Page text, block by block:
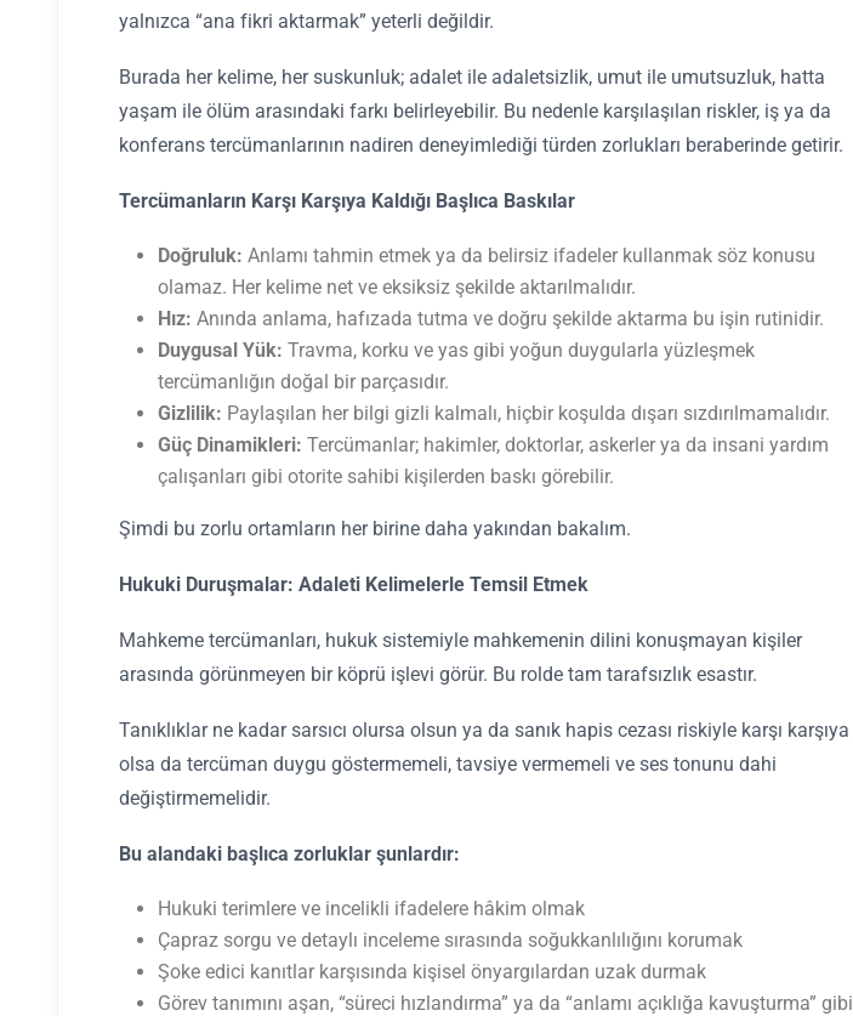
yalnızca “ana fikri aktarmak” yeterli değildir.
Burada her kelime, her suskunluk; adalet ile adaletsizlik, umut ile umutsuzluk, hatta
yaşam ile ölüm arasındaki farkı belirleyebilir. Bu nedenle karşılaşılan riskler, iş ya da
konferans tercümanlarının nadiren deneyimlediği türden zorlukları beraberinde getirir.
Tercümanların Karşı Karşıya Kaldığı Başlıca Baskılar
Doğruluk: Anlamı tahmin etmek ya da belirsiz ifadeler kullanmak söz konusu
olamaz. Her kelime net ve eksiksiz şekilde aktarılmalıdır.
Hız: Anında anlama, hafızada tutma ve doğru şekilde aktarma bu işin rutinidir.
Duygusal Yük: Travma, korku ve yas gibi yoğun duygularla yüzleşmek
tercümanlığın doğal bir parçasıdır.
Gizlilik: Paylaşılan her bilgi gizli kalmalı, hiçbir koşulda dışarı sızdırılmamalıdır.
Güç Dinamikleri: Tercümanlar; hakimler, doktorlar, askerler ya da insani yardım
çalışanları gibi otorite sahibi kişilerden baskı görebilir.
Şimdi bu zorlu ortamların her birine daha yakından bakalım.
Hukuki Duruşmalar: Adaleti Kelimelerle Temsil Etmek
Mahkeme tercümanları, hukuk sistemiyle mahkemenin dilini konuşmayan kişiler
arasında görünmeyen bir köprü işlevi görür. Bu rolde tam tarafsızlık esastır.
Tanıklıklar ne kadar sarsıcı olursa olsun ya da sanık hapis cezası riskiyle karşı karşıya
olsa da tercüman duygu göstermemeli, tavsiye vermemeli ve ses tonunu dahi
değiştirmemelidir.
Bu alandaki başlıca zorluklar şunlardır:
Hukuki terimlere ve incelikli ifadelere hâkim olmak
Çapraz sorgu ve detaylı inceleme sırasında soğukkanlılığını korumak
Şoke edici kanıtlar karşısında kişisel önyargılardan uzak durmak
Görev tanımını aşan, “süreci hızlandırma” ya da “anlamı açıklığa kavuşturma” gibi